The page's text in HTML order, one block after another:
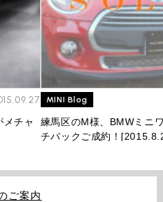
メチャ
MINI Blog
練馬区のM様、BMWミニ
チバックご成約！
ご案内